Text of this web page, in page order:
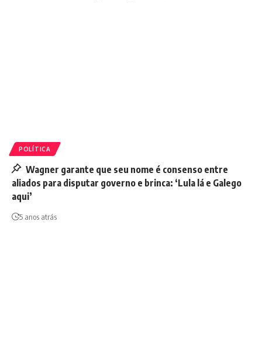
POLÍTICA
Wagner garante que seu nome é consenso entre
aliados para disputar governo e brinca: ‘Lula lá e Galego
aqui’
5 anos atrás